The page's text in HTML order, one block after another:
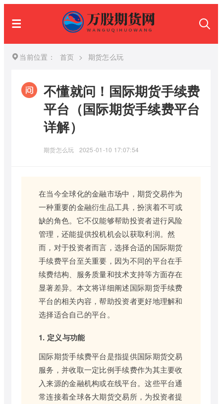
当前位置： 首页 > 期货怎么玩
不懂就问！国际期货手续费
平台（国际期货手续费平台
详解）
期货怎么玩 2025-01-10 17:07:54
在当今全球化的金融市场中，期货交易作为
一种重要的金融衍生品工具，扮演着不可或
缺的角色。它不仅能够帮助投资者进行风险
管理，还能提供投机机会以获取利润。然
而，对于投资者而言，选择合适的国际期货
手续费平台至关重要，因为不同的平台在手
续费结构、服务质量和技术支持等方面存在
显著差异。本文将详细阐述国际期货手续费
平台的相关内容，帮助投资者更好地理解和
选择适合自己的平台。
1. 定义与功能
国际期货手续费平台是指提供国际期货交易
服务，并收取一定比例手续费作为其主要收
入来源的金融机构或在线平台。这些平台通
常连接着全球各大期货交易所，为投资者提